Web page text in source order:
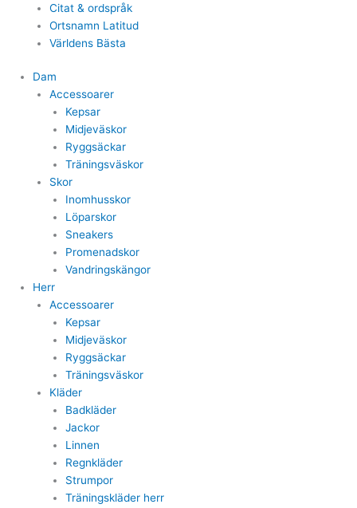
Citat & ordspråk
Ortsnamn Latitud
Världens Bästa
Dam
Accessoarer
Kepsar
Midjeväskor
Ryggsäckar
Träningsväskor
Skor
Inomhusskor
Löparskor
Sneakers
Promenadskor
Vandringskängor
Herr
Accessoarer
Kepsar
Midjeväskor
Ryggsäckar
Träningsväskor
Kläder
Badkläder
Jackor
Linnen
Regnkläder
Strumpor
Träningskläder herr